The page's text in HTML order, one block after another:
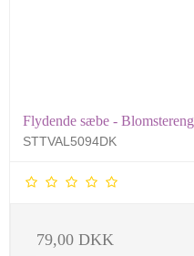
Flydende sæbe - Blomstereng
STTVAL5094DK
79,00 DKK